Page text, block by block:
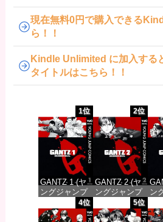
現在無料0円で購入できる
ら！！
Kindle Unlimited に加入する
タイトルはこちら！！
1位
GANTZ 1 (ヤ
ングジャンプ
コミックス
DIGITAL)
2位
GANTZ 2 (ヤ
ングジャンプ
コミックス
DIGITAL)
ン
コ
4位 5位